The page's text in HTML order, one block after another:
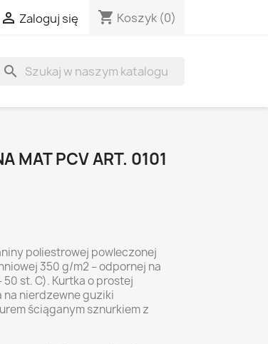
 Zaloguj się shopping_cart Koszyk (0)
search
MAT PCV ART. 0101
poliestrowej powleczonej
350 g/m2 – odpornej na
st. C). Kurtka o prostej
na nierdzewne guziki
ściąganym sznurkiem z